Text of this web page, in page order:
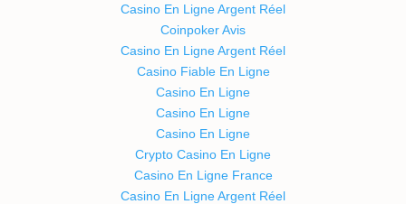
Casino En Ligne Argent Réel
Coinpoker Avis
Casino En Ligne Argent Réel
Casino Fiable En Ligne
Casino En Ligne
Casino En Ligne
Casino En Ligne
Crypto Casino En Ligne
Casino En Ligne France
Casino En Ligne Argent Réel